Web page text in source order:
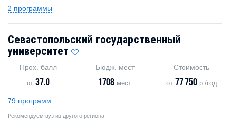
2 программы
Севастопольский государственный
университет
Прох. балл
от37.0
Бюдж. мест
1708 мест
Стоимость
от 77 750р./год
79 программ
Рекомендуем вуз из другого региона